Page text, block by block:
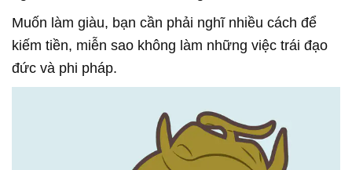
Muốn làm giàu, bạn cần phải nghĩ nhiều cách để
kiếm tiền, miễn sao không làm những việc trái đạo
đức và phi pháp.